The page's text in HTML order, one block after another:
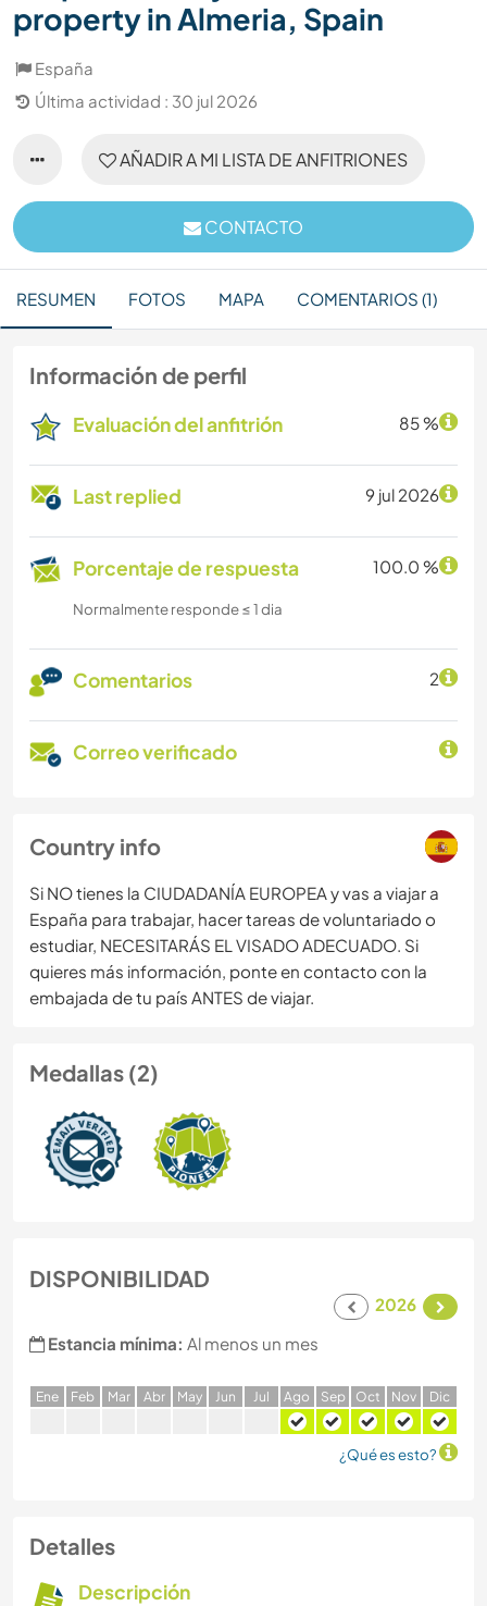
property in Almeria, Spain
España
Última actividad : 30 jul 2026
AÑADIR A MI LISTA DE ANFITRIONES
CONTACTO
RESUMEN FOTOS MAPA COMENTARIOS (1)
Información de perfil
Evaluación del anfitrión 85 %
Last replied 9 jul 2026
Porcentaje de respuesta 100.0 %
Normalmente responde ≤ 1 dia
Comentarios 2
Correo verificado
Country info
Si NO tienes la CIUDADANÍA EUROPEA y vas a viajar a
España para trabajar, hacer tareas de voluntariado o
estudiar, NECESITARÁS EL VISADO ADECUADO. Si
quieres más información, ponte en contacto con la
embajada de tu país ANTES de viajar.
Medallas (2)
DISPONIBILIDAD
2026
Estancia mínima: Al menos un mes
Ene Feb Mar Abr May Jun Jul Ago Sep Oct Nov Dic
¿Qué es esto?
Detalles
Descripción